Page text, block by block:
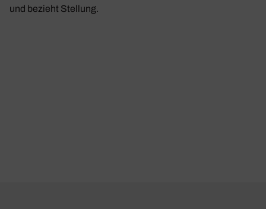
und bezieht Stellung.